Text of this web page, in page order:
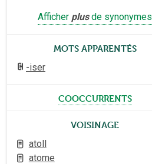
Afficher plusde synonymes
Mots apparentés
-iser
cooccurrents
Voisinage
atoll
atome